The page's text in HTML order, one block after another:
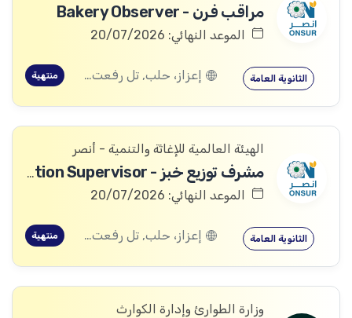
مراقب فرن - Bakery Observer
الموعد النهائي: 20/07/2026
الثانوية العامة إعزاز، حلب, تل رفعت، إعزاز، حلب, كفرنبل، إدلب, إدلب, معرة النعمان، إدلب, كفر زيتا، حماة منتهية
الهيئة العالمية للإغاثة والتنمية - أنصر
مشرف توزيع خبز - Bread Distribution Supervisor
الموعد النهائي: 20/07/2026
الثانوية العامة إعزاز، حلب, تل رفعت، إعزاز، حلب, كفرنبل، إدلب, إدلب, معرة النعمان، إدلب, كفر زيتا، حماة منتهية
وزارة الطوارئ وإدارة الكوارث